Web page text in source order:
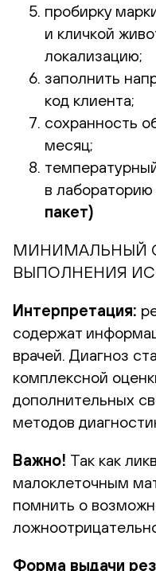
пробирку
и кличкой
локализацию;
заполнить
код клиента;
сохранность
месяц;
в лабораторию
пакет)
МИНИМАЛЬНЫЙ
ВЫПОЛНЕНИЯ
Интерпретация:
содержат
врачей. Диагноз
комплексной
дополнительных
методов
Важно! Так как
малоклеточным
помнить о
Форма выдачи